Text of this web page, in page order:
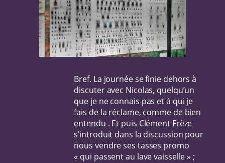
Bref. La journée se finie dehors à
discuter avec Nicolas, quelqu’un
que je ne connais pas et à qui je
fais de la réclame, comme de bien
entendu . Et puis Clément Frèze
s’introduit dans la discussion pour
nous vendre ses tasses promo
« qui passent au lave vaisselle » ;